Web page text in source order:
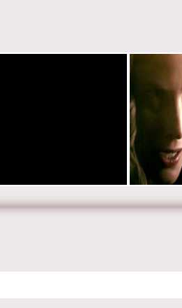
качестве, на телефоне, планшете,